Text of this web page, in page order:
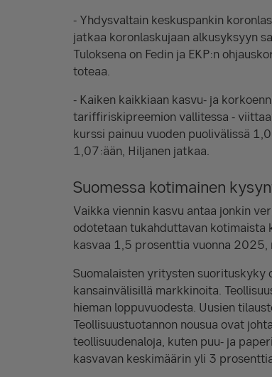
- Yhdysvaltain keskuspankin
jatkaa koronlaskujaan alkusyksyyn
Tuloksena on Fedin ja EKP:n
toteaa.
- Kaiken kaikkiaan kasvu- ja
tariffiriskipreemion vallitessa -
kurssi painuu vuoden puolivälissä
1,07:ään, Hiljanen jatkaa.
Suomessa kotimainen
Vaikka viennin kasvu antaa jonkin
odotetaan tukahduttavan kotimaista
kasvaa 1,5 prosenttia vuonna
Suomalaisten yritysten suorituskyky
kansainvälisillä markkinoita.
hieman loppuvuodesta. Uusien
Teollisuustuotannon nousua ovat
teollisuudenaloja, kuten puu- ja
kasvavan keskimäärin yli 3